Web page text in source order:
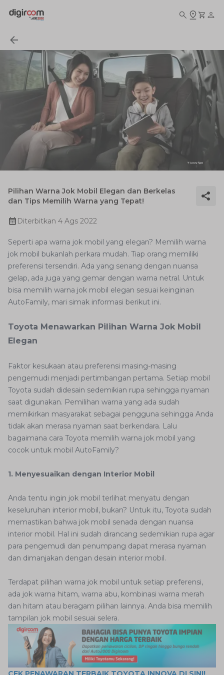
Pilihan Warna Jok Mobil Elegan dan Berkelas
dan Tips Memilih Warna yang Tepat!
Diterbitkan 4 Ags 2022
Seperti apa warna jok mobil yang elegan? Memilih warna
jok mobil bukanlah perkara mudah. Tiap orang memiliki
preferensi tersendiri. Ada yang senang dengan nuansa
gelap, ada juga yang gemar dengan warna netral. Untuk
bisa memilih warna jok mobil elegan sesuai keinginan
AutoFamily, mari simak informasi berikut ini.
Toyota Menawarkan Pilihan Warna Jok Mobil
Elegan
Faktor kesukaan atau preferensi masing-masing
pengemudi menjadi pertimbangan pertama. Setiap mobil
Toyota sudah didesain sedemikian rupa sehingga nyaman
saat digunakan. Pemilihan warna yang ada sudah
memikirkan masyarakat sebagai pengguna sehingga Anda
tidak akan merasa nyaman saat berkendara. Lalu
bagaimana cara Toyota memilih warna jok mobil yang
cocok untuk mobil AutoFamily?
1. Menyesuaikan dengan Interior Mobil
Anda tentu ingin jok mobil terlihat menyatu dengan
keseluruhan interior mobil, bukan? Untuk itu, Toyota sudah
memastikan bahwa jok mobil senada dengan nuansa
interior mobil. Hal ini sudah dirancang sedemikian rupa agar
para pengemudi dan penumpang dapat merasa nyaman
dan dimanjakan dengan desain interior mobil.
Terdapat pilihan warna jok mobil untuk setiap preferensi,
ada jok warna hitam, warna abu, kombinasi warna merah
dan hitam atau beragam pilihan lainnya. Anda bisa memilih
tampilan jok mobil sesuai selera.